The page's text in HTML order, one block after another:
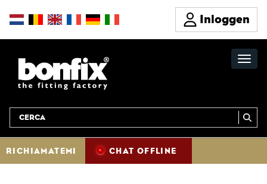
Inloggen
RICHIAMATEMI CHAT OFFLINE